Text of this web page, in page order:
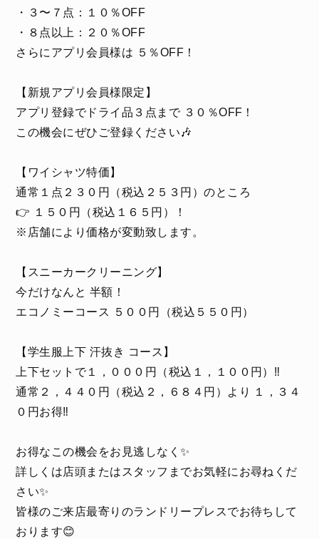
・３〜７点：１０％OFF
・８点以上：２０％OFF
さらにアプリ会員様は ５％OFF！
【新規アプリ会員様限定】
アプリ登録でドライ品３点まで ３０％OFF！
この機会にぜひご登録ください🎶
【ワイシャツ特価】
通常１点２３０円（税込２５３円）のところ
👉 １５０円（税込１６５円）！
※店舗により価格が変動致します。
【スニーカークリーニング】
今だけなんと 半額！
エコノミーコース ５００円（税込５５０円）
【学生服上下 汗抜き コース】
上下セットで１，０００円（税込１，１００円）‼️
通常２，４４０円（税込２，６８４円）より １，３４
０円お得‼️
お得なこの機会をお見逃しなく✨
詳しくは店頭またはスタッフまでお気軽にお尋ねくだ
さい✨
皆様のご来店最寄りのランドリープレスでお待ちして
おります😊